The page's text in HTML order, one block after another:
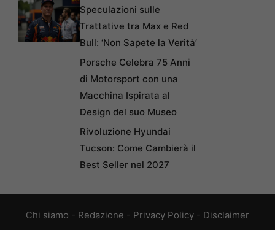
Speculazioni sulle
Trattative tra Max e Red
Bull: ‘Non Sapete la Verità’
Porsche Celebra 75 Anni
di Motorsport con una
Macchina Ispirata al
Design del suo Museo
Rivoluzione Hyundai
Tucson: Come Cambierà il
Best Seller nel 2027
Chi siamo - Redazione - Privacy Policy - Disclaimer